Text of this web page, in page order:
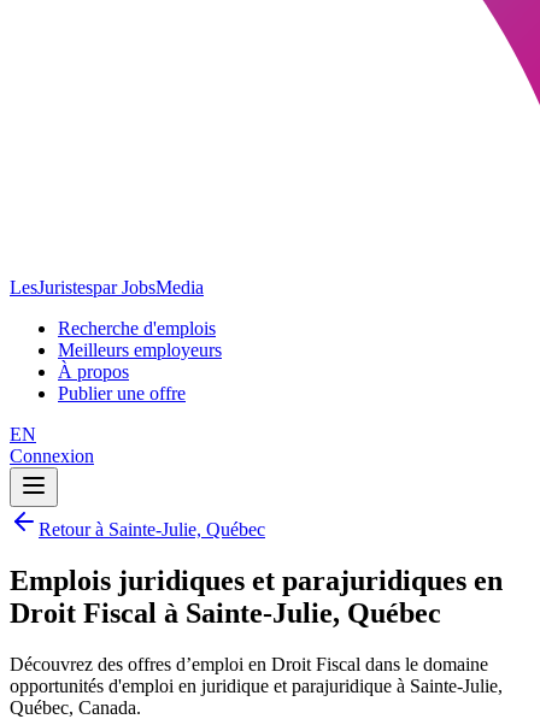
LesJuristespar JobsMedia
Recherche d'emplois
Meilleurs employeurs
À propos
Publier une offre
EN
Connexion
Retour à Sainte-Julie, Québec
Emplois juridiques et parajuridiques en
Droit Fiscal à Sainte-Julie, Québec
Découvrez des offres d’emploi en Droit Fiscal dans le domaine
opportunités d'emploi en juridique et parajuridique à Sainte-Julie,
Québec, Canada.